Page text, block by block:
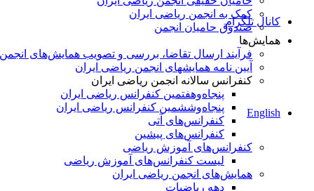
کانال تلگرام
English
کمک به انجمن ریاضی ایران
صندوق حامیان انجمن
همایش‌ها
فرآیند ارسال تقاضا، بررسی و تصویب همایش‌های انجمن
آیین نامه همایشهای انجمن ریاضی ایران
کنفرانس‌ سالانه انجمن ریاضی ایران
پنجاه‌و‌هفتمین کنفرانس ریاضی ایران
پنجاه‌و‌ششمین کنفرانس ریاضی ایران
کنفرانس‌های آتی
کنفرانس‎‌های پیشین
کنفرانس‌های آموزش ریاضی
لیست کنفرانس‌های آموزش ریاضی
همایش‌های انجمن ریاضی ایران
دهه ریاضیات